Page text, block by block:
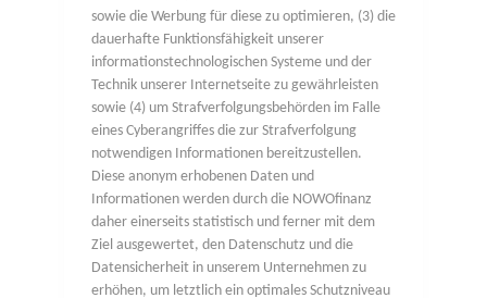
sowie die Werbung für diese zu optimieren, (3) die
dauerhafte Funktionsfähigkeit unserer
informationstechnologischen Systeme und der
Technik unserer Internetseite zu gewährleisten
sowie (4) um Strafverfolgungsbehörden im Falle
eines Cyberangriffes die zur Strafverfolgung
notwendigen Informationen bereitzustellen.
Diese anonym erhobenen Daten und
Informationen werden durch die NOWOfinanz
daher einerseits statistisch und ferner mit dem
Ziel ausgewertet, den Datenschutz und die
Datensicherheit in unserem Unternehmen zu
erhöhen, um letztlich ein optimales Schutzniveau